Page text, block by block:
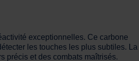
exceptionnelles. Ce carbone
les touches les plus subtiles. La
précis et des combats maîtrisés.